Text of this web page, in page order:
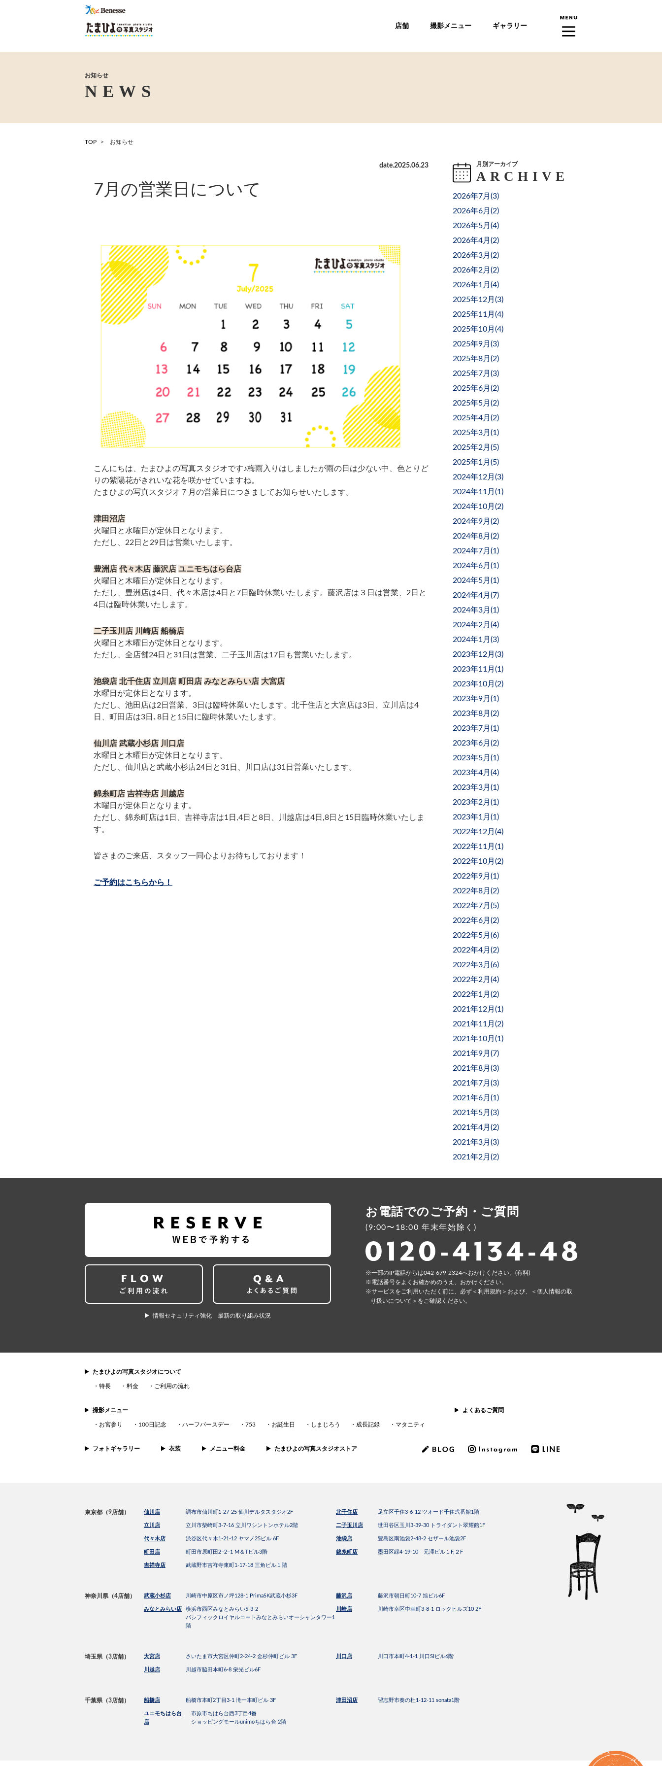
店舗 撮影メニュー ギャラリー
お知らせ
TOP お知らせ
date.2025.06.23
7月の営業日について
こんにちは、たまひよの写真スタジオです♪梅雨入りはしましたが雨の日は少ない中、色とりど
りの紫陽花がきれいな花を咲かせていますね。
たまひよの写真スタジオ７月の営業日につきましてお知らせいたします。
津田沼店
火曜日と水曜日が定休日となります。
ただし、22日と29日は営業いたします。
豊洲店 代々木店 藤沢店 ユニモちはら台店
火曜日と木曜日が定休日となります。
ただし、豊洲店は4日、代々木店は4日と7日臨時休業いたします。藤沢店は３日は営業、2日と
4日は臨時休業いたします。
二子玉川店 川崎店 船橋店
火曜日と木曜日が定休日となります。
ただし、全店舗24日と31日は営業、二子玉川店は17日も営業いたします。
池袋店 北千住店 立川店 町田店 みなとみらい店 大宮店
水曜日が定休日となります。
ただし、池田店は2日営業、3日は臨時休業いたします。北千住店と大宮店は3日、立川店は4
日、町田店は3日､8日と15日に臨時休業いたします。
仙川店 武蔵小杉店 川口店
水曜日と木曜日が定休日となります。
ただし、仙川店と武蔵小杉店24日と31日、川口店は31日営業いたします。
錦糸町店 吉祥寺店 川越店
木曜日が定休日となります。
ただし、錦糸町店は1日、吉祥寺店は1日,4日と8日、川越店は4日,8日と15日臨時休業いたしま
す。
皆さまのご来店、スタッフ一同心よりお待ちしております！
ご予約はこちらから！
月別アーカイブ
2026年7月(3)
2026年6月(2)
2026年5月(4)
2026年4月(2)
2026年3月(2)
2026年2月(2)
2026年1月(4)
2025年12月(3)
2025年11月(4)
2025年10月(4)
2025年9月(3)
2025年8月(2)
2025年7月(3)
2025年6月(2)
2025年5月(2)
2025年4月(2)
2025年3月(1 )
2025年2月(5)
2025年1月(5)
2024年12月(3)
2024年11月(1 )
2024年10月(2)
2024年9月(2)
2024年8月(2)
2024年7月(1 )
2024年6月(1 )
2024年5月(1 )
2024年4月(7)
2024年3月(1 )
2024年2月(4)
2024年1月(3)
2023年12月(3)
2023年11月(1 )
2023年10月(2)
2023年9月(1 )
2023年8月(2)
2023年7月(1 )
2023年6月(2)
2023年5月(1 )
2023年4月(4)
2023年3月(1 )
2023年2月(1 )
2023年1月(1 )
2022年12月(4)
2022年11月(1 )
2022年10月(2)
2022年9月(1 )
2022年8月(2)
2022年7月(5)
2022年6月(2)
2022年5月(6)
2022年4月(2)
2022年3月(6)
2022年2月(4)
2022年1月(2)
2021年12月(1 )
2021年11月(2)
2021年10月(1 )
2021年9月(7)
2021年8月(3)
2021年7月(3)
2021年6月(1 )
2021年5月(3)
2021年4月(2)
2021年3月(3)
2021年2月(2)
情報セキュリティ強化 最新の取り組み状況
お電話でのご予約・ご質問
(9:00〜18:00 年末年始除く)
⼀部のIP電話からは042-679-2324へおかけください。(有料)
電話番号をよくお確かめのうえ、おかけください。
サービスをご利⽤いただく前に、必ず ＜利⽤規約＞ および、
＜個⼈情報の取
り扱いについて＞ をご確認ください。
たまひよの写真スタジオについて
特長 料金 ご利用の流れ
撮影メニュー
お宮参り 100日記念 ハーフバースデー 753 お誕生日 しまじろう 成長記録 マタニティ
よくあるご質問
フォトギャラリー 衣装 メニュー料金 たまひよの写真スタジオストア
東京都（9店舗） 仙川店 調布市仙川町1-27-25 仙川デルタスタジオ2F 北千住店 足立区千住3-6-12 ツオード千住弐番館1階
立川店 立川市柴崎町3-7-16 立川ワシントンホテル2階 二子玉川店 世田谷区玉川3-39-30 トライダント翠耀館1F
代々木店 渋谷区代々木1-21-12 ヤマノ25ビル 6F 池袋店 豊島区南池袋2-48-2 セザール池袋2F
町田店 町田市原町田2−2−1 M＆Tビル3階 錦糸町店 墨田区緑4-19-10 元澤ビル１F,２F
吉祥寺店 武蔵野市吉祥寺東町1-17-18 三角ビル１階
神奈川県（4店舗） 武蔵小杉店 川崎市中原区市ノ坪128-1 PrimaSK武蔵小杉3F 藤沢店 藤沢市朝日町10-7 旭ビル6F
みなとみらい店
横浜市西区みなとみらい5-3-2
パシフィックロイヤルコートみなとみらいオーシャンタワー1
階
川崎店 川崎市幸区中幸町3-8-1 ロックヒルズ10 2F
埼玉県（3店舗） 大宮店 さいたま市大宮区仲町2-24-2 金杉仲町ビル 3F 川口店 川口市本町4-1-1 川口SIビル6階
川越店 川越市脇田本町6-8 栄光ビル6F
千葉県（3店舗） 船橋店 船橋市本町2丁目3-1 滝一本町ビル 3F 津田沼店 習志野市奏の杜1-12-11 sonata1階
ユニモちはら台
店
市原市ちはら台西3丁目4番
ショッピングモールunimoちはら台 2階